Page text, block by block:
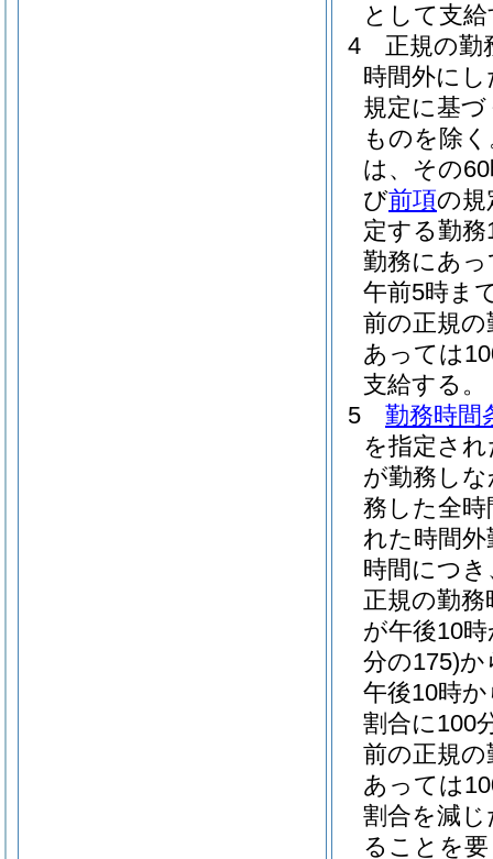
として支
4
正規の勤
時間外にし
規定に基
ものを除
は、その
び前項の規
定する勤
勤務にあ
午前5時ま
前の正規
あっては
支給する。
5
勤務時間
を指定さ
が勤務し
務した全
れた時間
時間につき
正規の勤
が午後10
分の175)か
午後10時
割合に100
前の正規
あっては
割合を減
ることを